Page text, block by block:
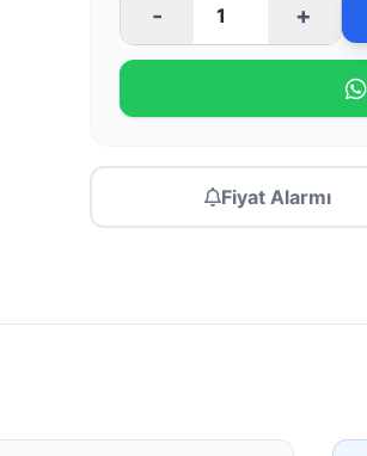
- +
Fiyat Alarmı